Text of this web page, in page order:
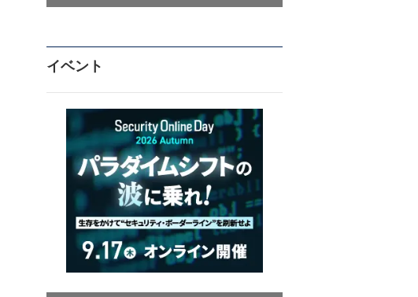
イベント